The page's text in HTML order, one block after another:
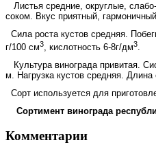
Листья средние, округлые,
соком. Вкус приятный,
Сила роста кустов средняя.
г/100 см3 , кислотность 6-8г/дм3
Культура винограда привитая.
м. Нагрузка кустов средняя. Длина
Сорт используется для
Сортимент винограда
Комментарии